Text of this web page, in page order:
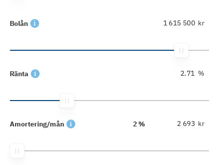
Bolån kr
Ränta %
Amortering/mån 2 % kr